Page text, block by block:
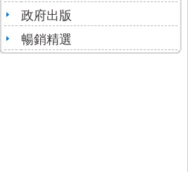
政府出版
暢銷精選